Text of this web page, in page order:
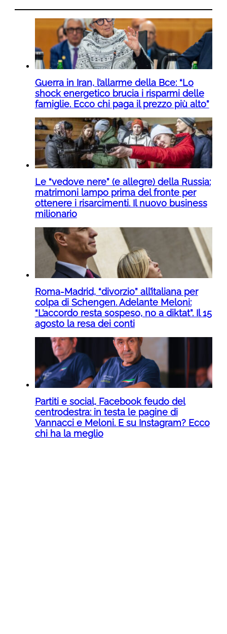
Guerra in Iran, l’allarme della Bce: “Lo
shock energetico brucia i risparmi delle
famiglie. Ecco chi paga il prezzo più alto”
Le “vedove nere” (e allegre) della Russia:
matrimoni lampo prima del fronte per
ottenere i risarcimenti. Il nuovo business
milionario
Roma-Madrid, “divorzio” all’italiana per
colpa di Schengen. Adelante Meloni:
“L’accordo resta sospeso, no a diktat”. Il 15
agosto la resa dei conti
Partiti e social, Facebook feudo del
centrodestra: in testa le pagine di
Vannacci e Meloni. E su Instagram? Ecco
chi ha la meglio